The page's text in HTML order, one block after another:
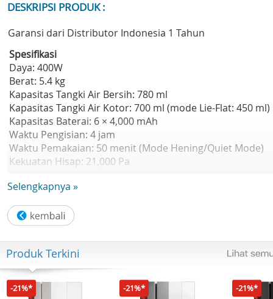
DESKRIPSI PRODUK :
Garansi dari Distributor Indonesia 1 Tahun
Spesifikasi
Daya: 400W
Berat: 5.4 kg
Kapasitas Tangki Air Bersih: 780 ml
Kapasitas Tangki Air Kotor: 700 ml (mode Lie-Flat: 450 ml)
Kapasitas Baterai: 6 × 4,000 mAh
Waktu Pengisian: 4 jam
Waktu Pemakaian: 50 menit (Mode Hening/Quiet Mode)
Kekuatan Hisap: 21,000 Pa
Suhu Pengeringan Udara Panas: 90°C
Selengkapnya »
Produk Terkini
-21%* -21%* -21%*